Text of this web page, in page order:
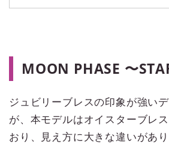
MOON PHASE 〜
ジュビリーブレスの印象が強い
が、本モデルはオイスターブレ
おり、見え方に大きな違いがあり